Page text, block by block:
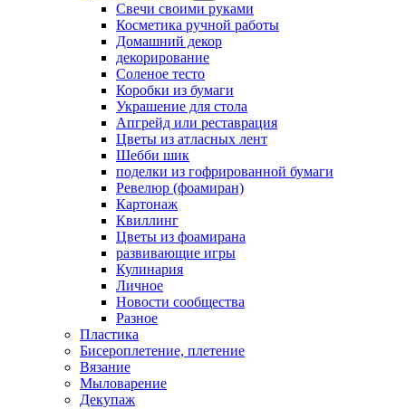
Свечи своими руками
Косметика ручной работы
Домашний декор
декорирование
Соленое тесто
Коробки из бумаги
Украшение для стола
Апгрейд или реставрация
Цветы из атласных лент
Шебби шик
поделки из гофрированной бумаги
Ревелюр (фоамиран)
Картонаж
Квиллинг
Цветы из фоамирана
развивающие игры
Кулинария
Личное
Новости сообщества
Разное
Пластика
Бисероплетение, плетение
Вязание
Мыловарение
Декупаж